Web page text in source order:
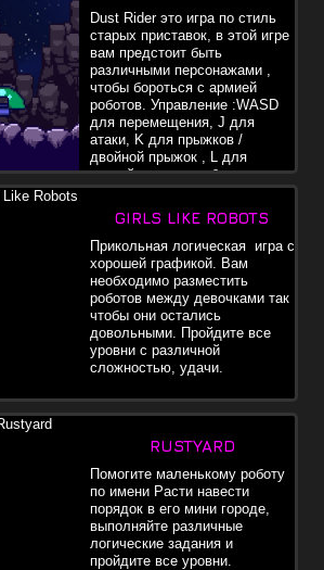
Dust Rider это игра по стиль
старых приставок, в этой игре
вам предстоит быть
различными персонажами ,
чтобы бороться с армией
роботов. Управление :WASD
для перемещения, J для
атаки, K для прыжков /
двойной прыжок , L для
другой атаки , пробел для
Enter - пауза.
GIRLS LIKE ROBOTS
Прикольная логическая игра с
хорошей графикой. Вам
необходимо разместить
роботов между девочками так
чтобы они остались
довольными. Пройдите все
уровни с различной
сложностью, удачи.
RUSTYARD
Помогите маленькому роботу
по имени Расти навести
порядок в его мини городе,
выполняйте различные
логические задания и
пройдите все уровни.